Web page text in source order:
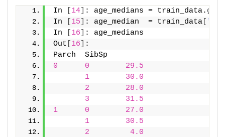
In 14 : age_medians = train_data.
In
15 : age_median  = train_data
In
16
: age_medians
Out
16
:
Parch  SibSp
0
0
29.5
1
30.0
2
28.0
3
31.5
1
0
27.0
1
30.5
2
4.0